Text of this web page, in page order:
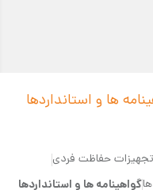
ها و استانداردها
تجهیزات حفاظت فردی
گواهینامه ها و استانداردها